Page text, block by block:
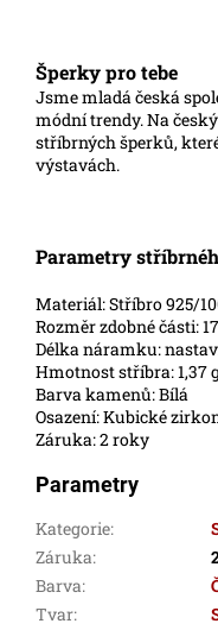
Šperky pro tebe
Jsme mladá česká
módní trendy. Na
stříbrných šperků,
výstavách.
Parametry
Materiál: Stříbro 925/
Rozměr zdobné části:
Délka náramku:
Hmotnost stříbra: 1,37
Barva kamenů: Bílá
Osazení: Kubické
Záruka: 2 roky
Parametry
Kategorie:
Záruka:
Barva:
Tvar: